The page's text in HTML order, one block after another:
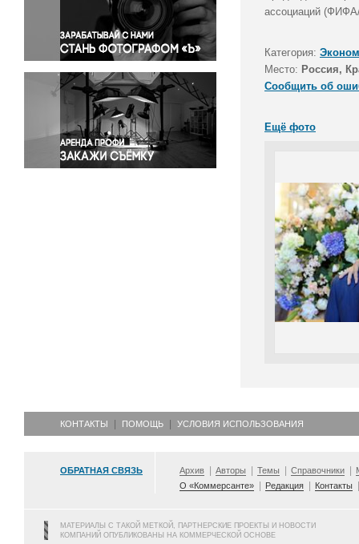
Правосудие
Происшествия и конфликты
Религия
Светская жизнь
Спорт
Экология
Экономика и бизнес
ассоциаций
Категория:
Место: Россия,
Сообщить об
Ещё фото
КОНТАКТЫ ПОМОЩЬ УСЛОВИЯ ИСПОЛЬЗОВАНИЯ
ОБРАТНАЯ СВЯЗЬ Архив Авторы Темы Справочники
О «Коммерсанте»
Редакция Контакты
МАТЕРИАЛЫ С ТАКОЙ МЕТКОЙ, ПАРТНЕРСКИЕ ПРОЕКТЫ И НОВОСТИ
КОМПАНИЙ ОПУБЛИКОВАНЫ НА КОММЕРЧЕСКОЙ ОСНОВЕ